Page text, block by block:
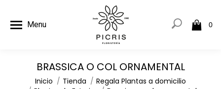
Menu 0
BRASSICA O COL ORNAMENTAL
Estás aquí:
Inicio Tienda
Regala Plantas a domicilio